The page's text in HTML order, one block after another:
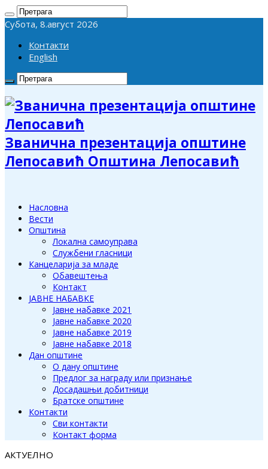
Субота, 8.август 2026
Контакти
English
Званична презентација општине
Лепосавић Општина Лепосавић
Насловна
Вести
Општина
Локална самоуправа
Службени гласници
Канцеларија за младе
Обавештења
Контакт
ЈАВНЕ НАБАВКЕ
Јавне набавке 2021
Јавне набавке 2020
Јавне набавке 2019
Јавне набавке 2018
Дан општине
О дану општине
Предлог за награду или признање
Досадашњи добитници
Братске општине
Контакти
Сви контакти
Контакт форма
АКТУЕЛНО